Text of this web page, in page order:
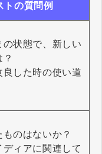
トの質問例
の状態で、新しい
良した時の使い道
のはないか？
ディアに関連して